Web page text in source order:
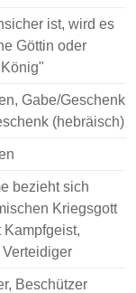
ist, wird es
Göttin oder
Gabe/Geschenk
(hebräisch)
bezieht sich
Kriegsgott
Kampfgeist,
Verteidiger
Beschützer